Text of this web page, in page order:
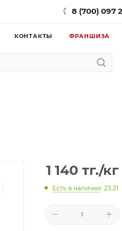
8 (700) 097
КОНТАКТЫ ФРАНШИЗА
1 140 тг./кг
Есть в наличии: 23.21